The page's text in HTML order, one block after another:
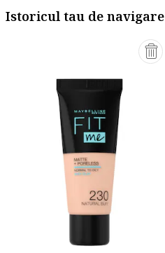
Istoricul tau de navigare